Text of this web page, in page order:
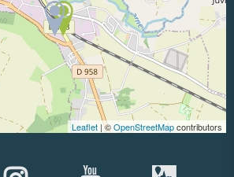
Leaflet | ©OpenStreetMapcontributors